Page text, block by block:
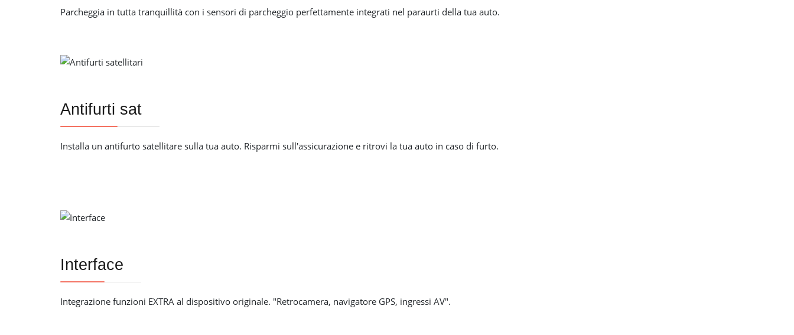
Parcheggia in tutta tranquillità con i sensori di parcheggio perfettamente integrati nel paraurti della tua auto.
Antifurti sat
Installa un antifurto satellitare sulla tua auto. Risparmi sull'assicurazione e ritrovi la tua auto in caso di furto.
Interface
Integrazione funzioni EXTRA al dispositivo originale. "Retrocamera, navigatore GPS, ingressi AV".